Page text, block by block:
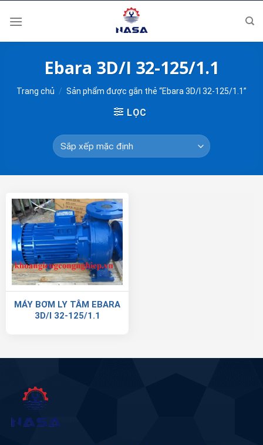
Ebara 3D/I 32-125/1.1
Trang chủ / Sản phẩm được gắn thẻ “Ebara 3D/I 32-125/1.1”
LỌC
MÁY BƠM LY TÂM EBARA
3D/I 32-125/1.1